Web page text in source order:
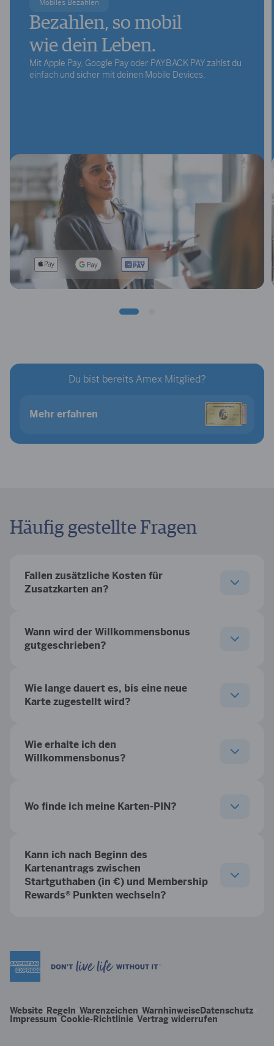
Mobiles Bezahlen
Bezahlen, so mobil
wie dein Leben.
Mit Apple Pay, Google Pay oder PAYBACK PAY zahlst du
einfach und sicher mit deinen Mobile Devices.
Du bist bereits Amex Mitglied?
Mehr erfahren
Häufig gestellte Fragen
Fallen zusätzliche Kosten für
Zusatzkarten an?
Wann wird der Willkommensbonus
gutgeschrieben?
Wie lange dauert es, bis eine neue
Karte zugestellt wird?
Wie erhalte ich den
Willkommensbonus?
Wo finde ich meine Karten-PIN?
Kann ich nach Beginn des
Kartenantrags zwischen
Startguthaben (in €) und Membership
Rewards® Punkten wechseln?
Website Regeln Warenzeichen WarnhinweiseDatenschutz
Impressum Cookie-Richtlinie Vertrag widerrufen